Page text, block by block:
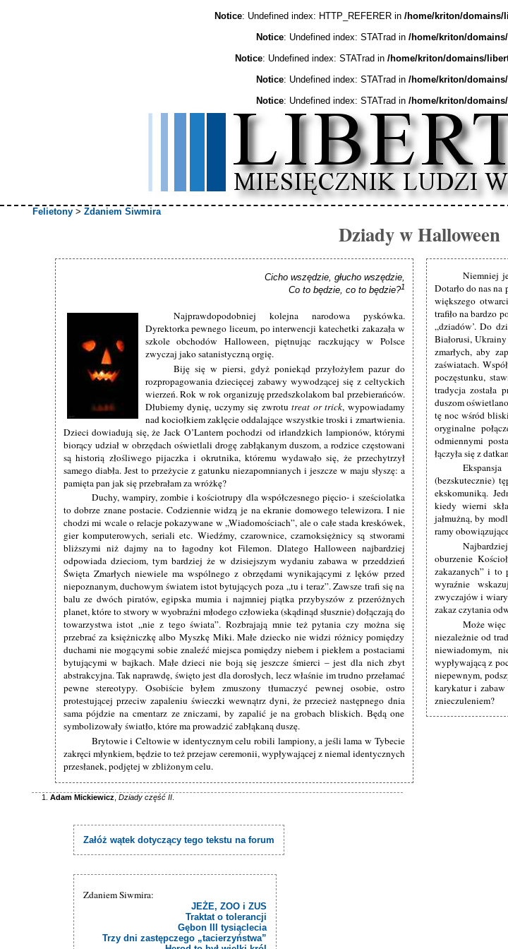
Notice: Undefined index: HTTP_REFERER in /home/kriton/domains/
Notice: Undefined index: STATrad in /home/kriton/
Notice: Undefined index: STATrad in /home/kriton/domains/
Notice: Undefined index: STATrad in /home/kriton/
Notice: Undefined index: STATrad in /home/kriton/
Felietony> Zdaniem Siwmira
Dziady w Halloween
Cicho wszędzie, głucho wszędzie,
Co to będzie, co to będzie?1
Najprawdopodobniej kolejna narodowa pyskówka.
Dyrektorka pewnego liceum, po interwencji katechetki zakazała w
szkole obchodów Halloween, piętnując raczkujący w Polsce
zwyczaj jako satanistyczną orgię.
Biję się w piersi, gdyż poniekąd przyłożyłem pazur do
rozpropagowania dziecięcej zabawy wywodzącej się z celtyckich
wierzeń. Rok w rok organizuję przedszkolakom bal przebierańców.
Dłubiemy dynię, uczymy się zwrotu treat or trick, wypowiadamy
nad kociołkiem zaklęcie oddalające wszystkie troski i zmartwienia.
Dzieci dowiadują się, że Jack O’Lantern pochodzi od irlandzkich lampionów, którymi
biorący udział w obrzędach oświetlali drogę zabłąkanym duszom, a rodzice częstowani
są historią złośliwego pijaczka i okrutnika, któremu wydawało się, że przechytrzył
samego diabła. Jest to przeżycie z gatunku niezapomnianych i jeszcze w maju słyszę: a
pamięta pan jak się przebrałam za wróżkę?
Duchy, wampiry, zombie i kościotrupy dla współczesnego pięcio- i sześciolatka
to dobrze znane postacie. Codziennie widzą je na ekranie domowego telewizora. I nie
chodzi mi wcale o relacje pokazywane w „Wiadomościach”, ale o całe stada kreskówek,
gier komputerowych, seriali etc. Wiedźmy, czarownice, czarnoksiężnicy są stworami
bliższymi niż dajmy na to łagodny kot Filemon. Dlatego Halloween najbardziej
odpowiada dzieciom, tym bardziej że w dzisiejszym wydaniu zabawa w przeddzień
Święta Zmarłych niewiele ma wspólnego z obrzędami wynikającymi z lęków przed
niepoznanym, duchowym światem istot bytujących poza „tu i teraz”. Zawsze trafi się na
balu ze dwóch piratów, egipska mumia i najmniej piątka przybyszów z przeróżnych
planet, które to stwory w wyobraźni młodego człowieka (skądinąd słusznie) dołączają do
towarzystwa istot „nie z tego świata”. Rozbrajają mnie też pytania czy można się
przebrać za księżniczkę albo Myszkę Miki. Małe dziecko nie widzi różnicy pomiędzy
duchami nie mogącymi sobie znaleźć miejsca pomiędzy niebem i piekłem a postaciami
bytującymi w bajkach. Małe dzieci nie boją się jeszcze śmierci – jest dla nich zbyt
abstrakcyjna. Tak naprawdę, święto jest dla dorosłych, lecz właśnie im trudno przełamać
pewne stereotypy. Osobiście byłem zmuszony tłumaczyć pewnej osobie, ostro
protestującej przeciw zapaleniu świeczki wewnątrz dyni, że przecież następnego dnia
sama pójdzie na cmentarz ze zniczami, by zapalić je na grobach bliskich. Będą one
symbolizowały światło, które ma prowadzić zabłąkaną duszę.
Brytowie i Celtowie w identycznym celu robili lampiony, a jeśli lama w Tybecie
zakręci młynkiem, będzie to też przejaw ceremonii, wypływającej z niemal identycznych
przesłanek, podjętej w zbliżonym celu.
Niemniej
Dotarło do nas
większego
trafiło na bardzo
„dziadów’. Do
Białorusi,
zmarłych, aby
zaświatach.
poczęstunku,
tradycja została
duszom
tę noc wśród
oryginalne
odmiennymi
łączyła się z
(bezskutecznie)
ekskomuniką.
kiedy wierni
jałmużną, by
ramy
oburzenie
zakazanych” i to
wyraźnie
zwyczajów i
zakaz czytania
Może
niezależnie od
niewiadomym,
wypływającą z
niepewnym,
karykatur i
znieczuleniem?
Adam Mickiewicz ,Dziady część II
Załóż wątek dotyczący tego tekstu na forum
Zdaniem Siwmira:
JEŻE, ZOO i ZUS
Traktat o tolerancji
Gębon III tysiąclecia
Trzy dni zastępczego „tacierzyństwa”